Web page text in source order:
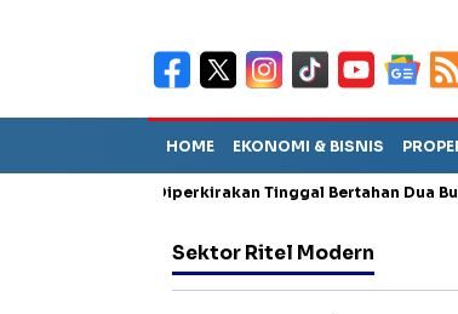
HOME EKONOMI & BISNIS
Sebut TPA Diperkirakan Tinggal Bertahan Dua Bulan
Sektor Ritel Modern